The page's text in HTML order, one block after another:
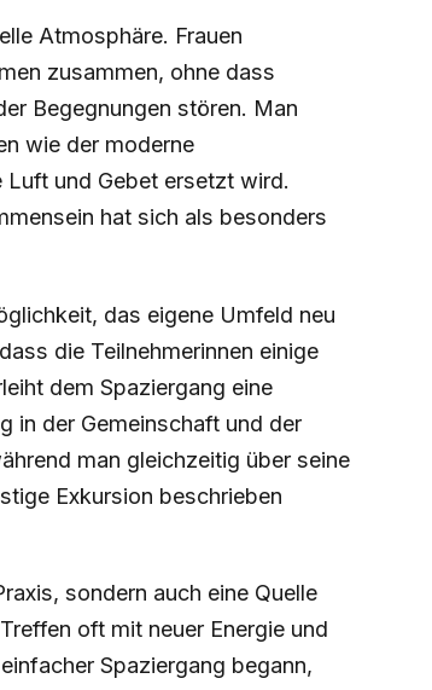
Atmosphäre. Frauen
zusammen, ohne dass
Begegnungen stören. Man
wie der moderne
und Gebet ersetzt wird.
hat sich als besonders
das eigene Umfeld neu
die Teilnehmerinnen einige
dem Spaziergang eine
in der Gemeinschaft und der
man gleichzeitig über seine
Exkursion beschrieben
sondern auch eine Quelle
oft mit neuer Energie und
Spaziergang begann,